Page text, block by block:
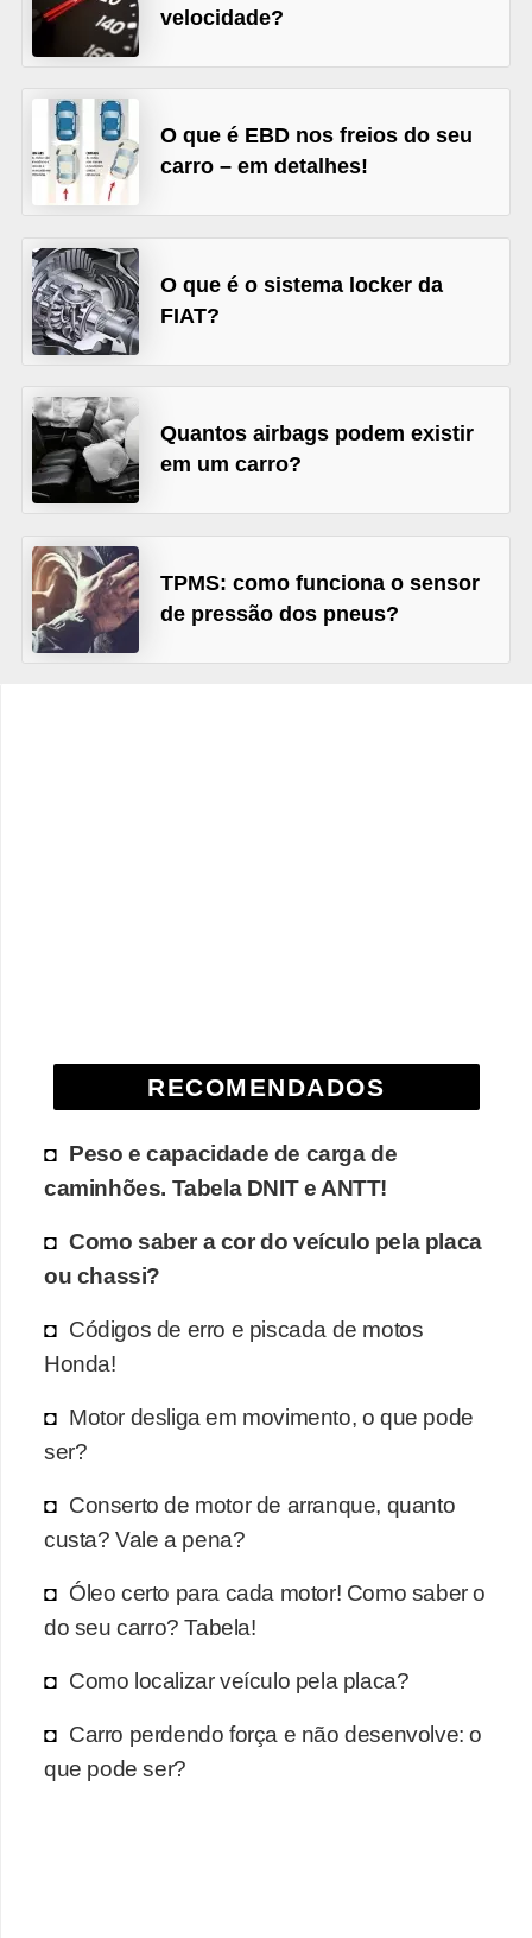
velocidade?
O que é EBD nos freios do seu
carro – em detalhes!
O que é o sistema locker da
FIAT?
Quantos airbags podem existir
em um carro?
TPMS: como funciona o sensor
de pressão dos pneus?
RECOMENDADOS
Peso e capacidade de carga de
caminhões. Tabela DNIT e ANTT!
Como saber a cor do veículo pela placa
ou chassi?
Códigos de erro e piscada de motos
Honda!
Motor desliga em movimento, o que pode
ser?
Conserto de motor de arranque, quanto
custa? Vale a pena?
Óleo certo para cada motor! Como saber o
do seu carro? Tabela!
Como localizar veículo pela placa?
Carro perdendo força e não desenvolve: o
que pode ser?
c
u
o
s
B
i
c
i
c
e
t
a
C
a
m
a
d
C
o
m
r
a
r
c
r
r
o
D
i
i
o